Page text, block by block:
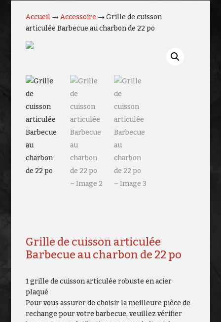
Accueil →Accessoire → Grille de cuisson
articulée Barbecue au charbon de 22 po
Grille de cuisson articulée
Barbecue au charbon de 22 po
1 grille de cuisson articulée robuste en acier
plaqué
Pour vous assurer de choisir la meilleure pièce de
rechange pour votre barbecue, veuillez vérifier